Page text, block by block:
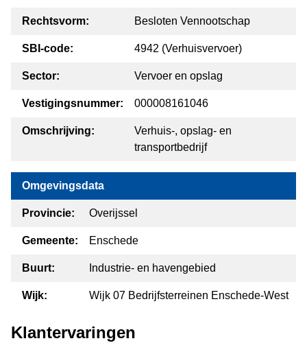
Rechtsvorm: Besloten Vennootschap
SBI-code: 4942 (Verhuisvervoer)
Sector: Vervoer en opslag
Vestigingsnummer: 000008161046
Omschrijving:
Verhuis-, opslag- en
transportbedrijf
Omgevingsdata
Provincie: Overijssel
Gemeente: Enschede
Buurt: Industrie- en havengebied
Wijk: Wijk 07 Bedrijfsterreinen Enschede-West
Klantervaringen